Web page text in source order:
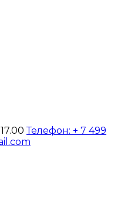
Телефон: + 7 499